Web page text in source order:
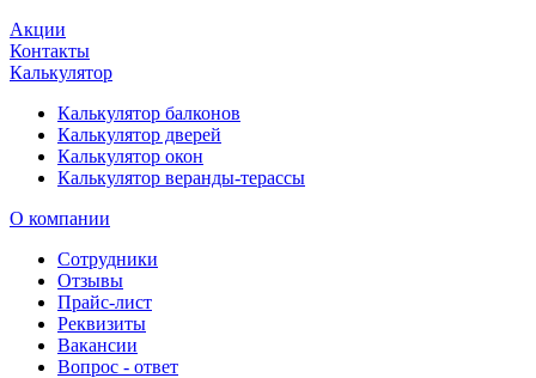
Акции
Контакты
Калькулятор
Калькулятор балконов
Калькулятор дверей
Калькулятор окон
Калькулятор веранды-терассы
О компании
Сотрудники
Отзывы
Прайс-лист
Реквизиты
Вакансии
Вопрос - ответ